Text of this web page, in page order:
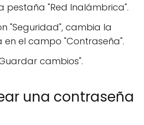
pestaña "Red Inalámbrica".
"Seguridad", cambia la
el campo "Contraseña".
cambios".
una contraseña